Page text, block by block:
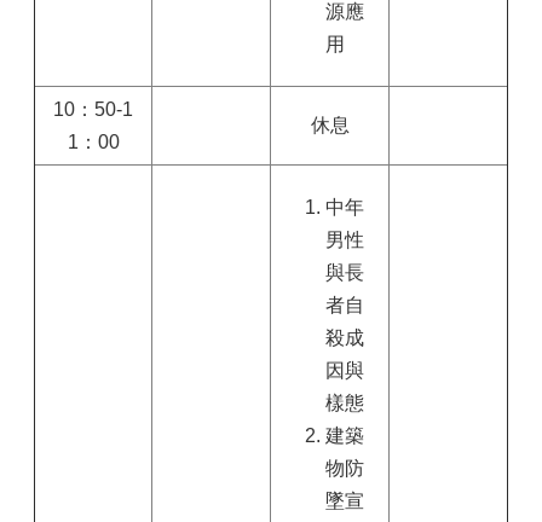
源應
用
10：50-1
1：00
休息
中年
男性
與長
者自
殺成
因與
樣態
建築
物防
墜宣